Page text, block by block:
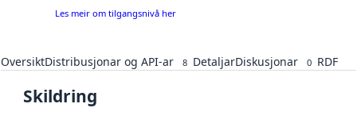
Les meir om tilgangsnivå her
OversiktDistribusjonar og API-ar 8 DetaljarDiskusjonar 0 RDF
Skildring